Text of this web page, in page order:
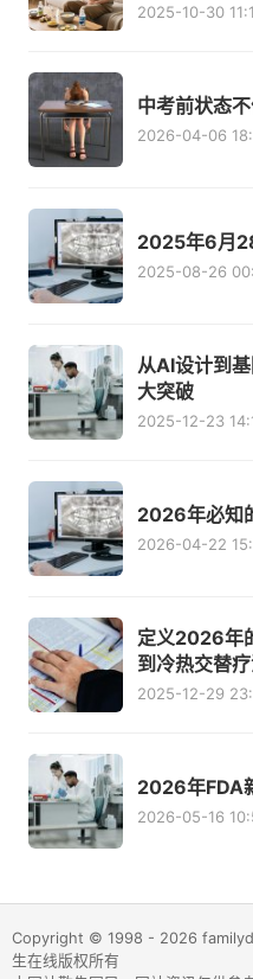
2025-10-30
中考前状态
2026-04-06
2025年6月
2025-08-26
从AI设计到
大突破
2025-12-23
2026年必知
2026-04-22
定义2026年
到冷热交替
2025-12-29
2026年FDA
2026-05-16
Copyright © 1998 - 2026
生在线版权所有